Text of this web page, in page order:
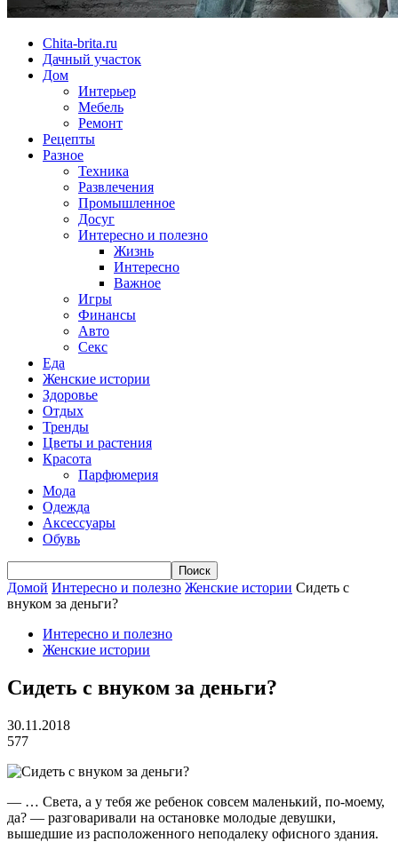
Chita-brita.ru
Дачный участок
Дом
Интерьер
Мебель
Ремонт
Рецепты
Разное
Техника
Развлечения
Промышленное
Досуг
Интересно и полезно
Жизнь
Интересно
Важное
Игры
Финансы
Авто
Секс
Еда
Женские истории
Здоровье
Отдых
Тренды
Цветы и растения
Красота
Парфюмерия
Мода
Одежда
Аксессуары
Обувь
Домой Интересно и полезно Женские истории Сидеть с
внуком за деньги?
Интересно и полезно
Женские истории
Сидеть с внуком за деньги?
30.11.2018
577
— … Света, а у тебя же ребенок совсем маленький, по-моему,
да? — разговаривали на остановке молодые девушки,
вышедшие из расположенного неподалеку офисного здания.